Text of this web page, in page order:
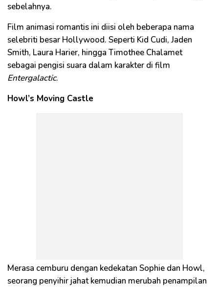
sebelahnya.
Film animasi romantis ini diisi oleh beberapa nama
selebriti besar Hollywood. Seperti Kid Cudi, Jaden
Smith, Laura Harier, hingga Timothee Chalamet
sebagai pengisi suara dalam karakter di film
Entergalactic.
Howl’s Moving Castle
Merasa cemburu dengan kedekatan Sophie dan Howl,
seorang penyihir jahat kemudian merubah penampilan